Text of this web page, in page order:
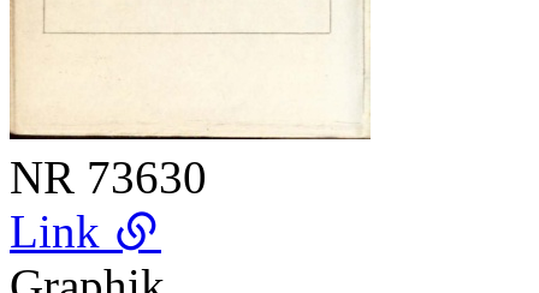
NR 73630
Link